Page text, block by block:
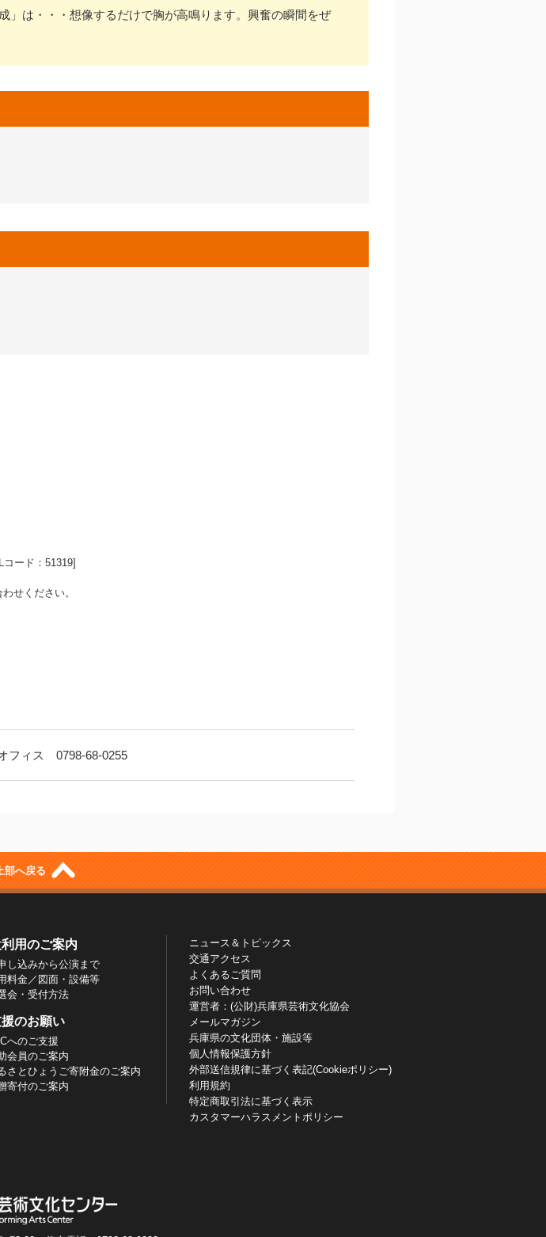
」は・・・想像するだけで胸が高鳴ります。興奮の瞬間をぜ
コード：51319]
せください。
フィス 0798-68-0255
部へ戻る
用のご案内
し込みから公演まで
料金／図面・設備等
会・受付方法
援のお願い
へのご支援
会員のご案内
さとひょうご寄附金のご案内
寄付のご案内
ニュース＆トピックス
交通アクセス
よくあるご質問
お問い合わせ
運営者：(公財)兵庫県芸術文化協会
メールマガジン
兵庫県の文化団体・施設等
個人情報保護方針
外部送信規律に基づく表記(Cookieポリシー)
利用規約
特定商取引法に基づく表示
カスタマーハラスメントポリシー